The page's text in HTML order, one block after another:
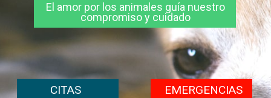
El amor por los animales guía nuestro
compromiso y cuidado
CITAS EMERGENCIAS